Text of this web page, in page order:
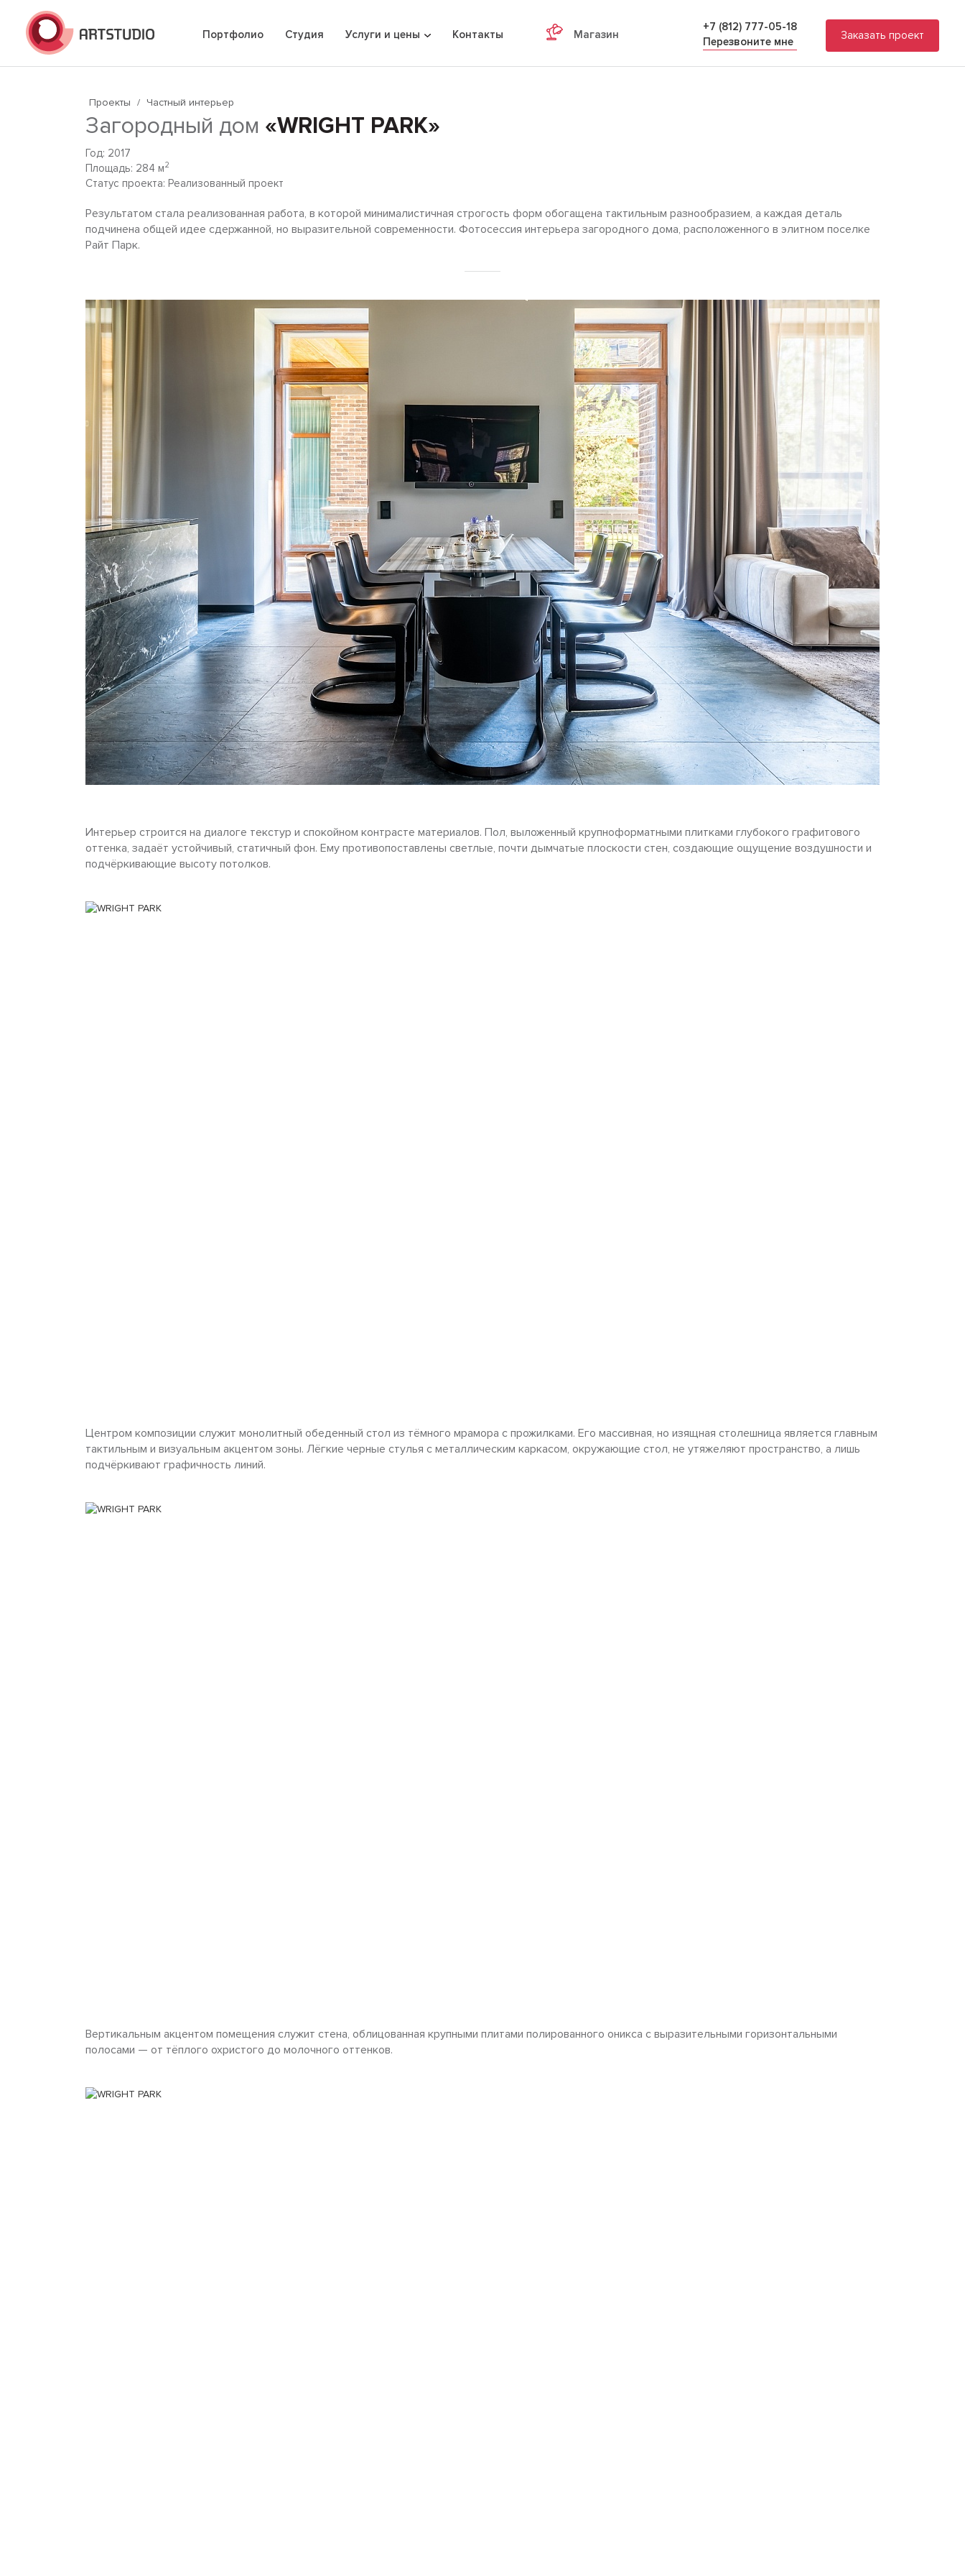
Портфолио Студия Услуги и цены Контакты Магазин
+7 (812) 777-05-18
Перезвоните мне
Заказать проект
Проекты / Частный интерьер
Загородный дом «WRIGHT PARK»
Год: 2017
Площадь: 284 м2
Статус проекта: Реализованный проект
Результатом стала реализованная работа, в которой минималистичная строгость форм обогащена тактильным разнообразием, а каждая деталь
подчинена общей идее сдержанной, но выразительной современности. Фотосессия интерьера загородного дома, расположенного в элитном поселке
Райт Парк.
Интерьер строится на диалоге текстур и спокойном контрасте материалов. Пол, выложенный крупноформатными плитками глубокого графитового
оттенка, задаёт устойчивый, статичный фон. Ему противопоставлены светлые, почти дымчатые плоскости стен, создающие ощущение воздушности и
подчёркивающие высоту потолков.
Центром композиции служит монолитный обеденный стол из тёмного мрамора с прожилками. Его массивная, но изящная столешница является главным
тактильным и визуальным акцентом зоны. Лёгкие черные стулья с металлическим каркасом, окружающие стол, не утяжеляют пространство, а лишь
подчёркивают графичность линий.
Вертикальным акцентом помещения служит стена, облицованная крупными плитами полированного оникса с выразительными горизонтальными
полосами — от тёплого охристого до молочного оттенков.